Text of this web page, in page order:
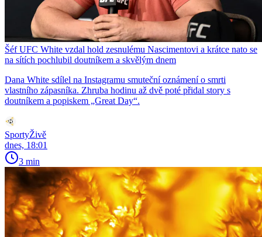
Šéf UFC White vzdal hold zesnulému Nascimentovi a krátce nato se
na sítích pochlubil doutníkem a skvělým dnem
Dana White sdílel na Instagramu smuteční oznámení o smrti
vlastního zápasníka. Zhruba hodinu až dvě poté přidal story s
doutníkem a popiskem „Great Day“.
SportyŽivě
dnes, 18:01
3 min